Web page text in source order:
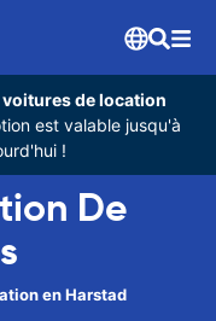
de location
est valable jusqu'à
!
De
en Harstad